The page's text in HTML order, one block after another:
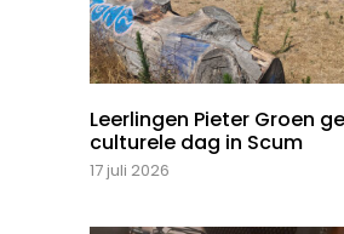
Leerlingen Pieter Groen
culturele dag in Scum
17 juli 2026